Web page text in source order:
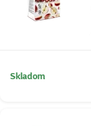
Skladom